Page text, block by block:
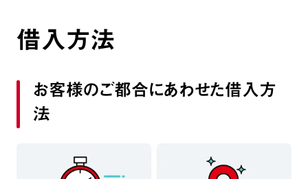
借入方法
お客様のご都合にあわせた借入方
法